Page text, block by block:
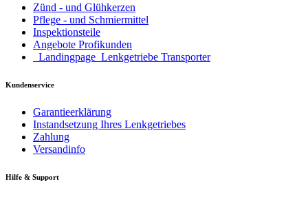
Zünd - und Glühkerzen
Pflege - und Schmiermittel
Inspektionsteile
Angebote Profikunden
_Landingpage_Lenkgetriebe Transporter
Kundenservice
Garantieerklärung
Instandsetzung Ihres Lenkgetriebes
Zahlung
Versandinfo
Hilfe & Support